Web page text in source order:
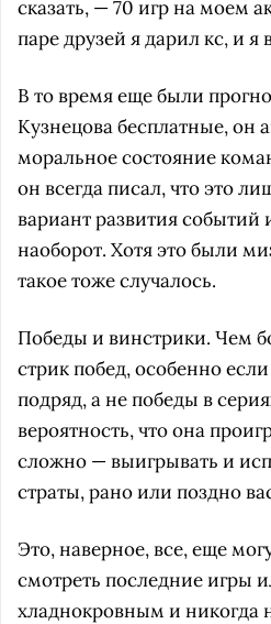
сказать, — 70 игр на моем
паре друзей я дарил кс, и
В то время еще были
Кузнецова бесплатные, он
моральное состояние
он всегда писал, что это
вариант развития событий
наоборот. Хотя это были
такое тоже случалось.
Победы и винстрики. Чем
стрик побед, особенно
подряд, а не победы в
вероятность, что она
сложно — выигрывать и
страты, рано или поздно
Это, наверное, все, еще
смотреть последние игры
хладнокровным и никогда